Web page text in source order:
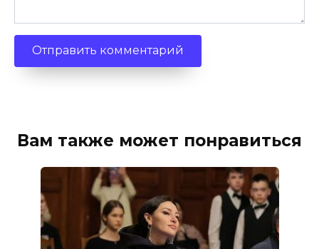
Вам также может понравиться